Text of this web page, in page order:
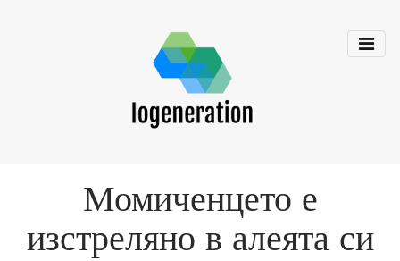
Момиченцето е
изстреляно в алеята си